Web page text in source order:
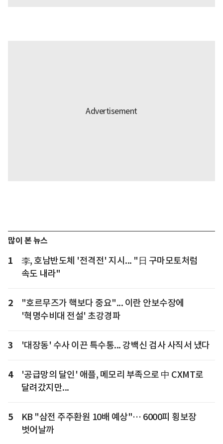
많이 본 뉴스
1
李, 호남반도체 '전격전' 지시... "日 구마모토처럼
속도 내라"
2
"호르무즈가 핵보다 중요"... 이란 안보수장에
'혁명수비대 전설' 초강경파
3 '대장동' 수사 이끈 특수통... 강백신 검사 사직서 냈다
4
'공급망의 달인' 애플, 메모리 부족으로 中 CXMT로
달려갔지만...
5
KB "삼전 주주환원 10배 예상"… 6000피 횡보장
벗어날까